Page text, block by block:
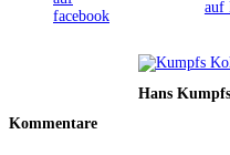
Hans
Kommentare